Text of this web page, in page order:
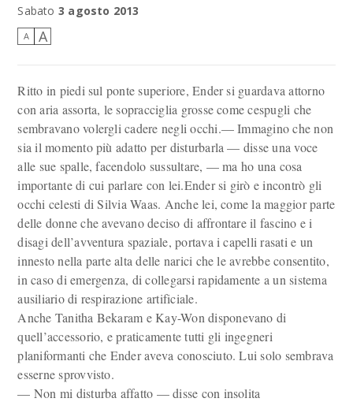
Sabato 3 agosto 2013
A A
Ritto in piedi sul ponte superiore, Ender si guardava at­torno
con aria assorta, le sopracciglia grosse come cespugli che
sem­bravano volergli cadere negli occhi.— Immagino che non
sia il momento più adatto per disturbarla — disse una voce
alle sue spalle, facendolo sussultare, — ma ho una cosa
importante di cui parlare con lei.Ender si girò e incontrò gli
occhi celesti di Silvia Waas. Anche lei, come la maggior parte
delle donne che avevano deciso di affrontare il fascino e i
disagi dell’avventura spa­ziale, portava i capelli rasati e un
innesto nella parte alta delle narici che le avrebbe consentito,
in caso di emergenza, di colle­garsi rapidamente a un sistema
ausiliario di respirazione ar­tificiale.
Anche Tanitha Bekaram e Kay-Won disponevano di
quell’accessorio, e praticamente tutti gli ingegneri
planiformanti che Ender aveva conosciuto. Lui solo sembrava
esserne sprovvisto.
— Non mi disturba affatto — disse con insolita